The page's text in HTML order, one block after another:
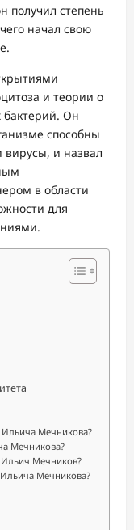
получил степень
начал свою
и теории о
бактерий. Он
способны
вирусы, и назвал
в области
для
Мечникова?
Мечникова?
Мечников?
Мечникова?